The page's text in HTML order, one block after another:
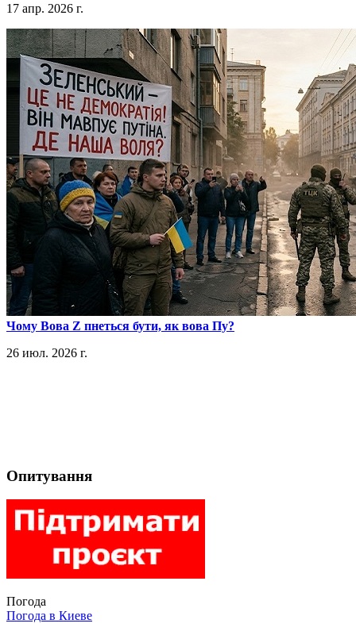
17 апр. 2026 г.
​Чому Вова Z пнеться бути, як вова Пу?
26 июл. 2026 г.
Опитування
Погода
Погода в Киеве